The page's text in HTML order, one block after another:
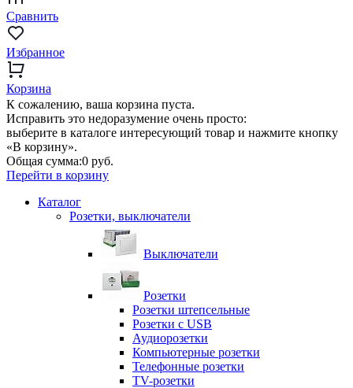
Сравнить
Избранное
Корзина
К сожалению, ваша корзина пуста.
Исправить это недоразумение очень просто:
выберите в каталоге интересующий товар и нажмите кнопку
«В корзину».
Общая сумма:0 руб.
Перейти в корзину
Каталог
Розетки, выключатели
Выключатели
Розетки
Розетки штепсельные
Розетки с USB
Аудиорозетки
Компьютерные розетки
Телефонные розетки
TV-розетки